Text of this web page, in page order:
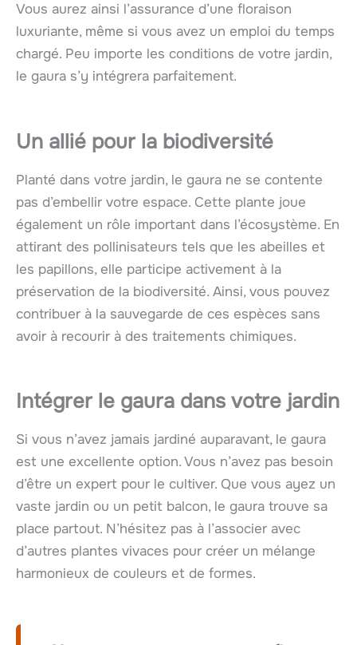
Vous aurez ainsi l’assurance d’une floraison
luxuriante, même si vous avez un emploi du temps
chargé. Peu importe les conditions de votre jardin,
le gaura s’y intégrera parfaitement.
Un allié pour la biodiversité
Planté dans votre jardin, le gaura ne se contente
pas d’embellir votre espace. Cette plante joue
également un rôle important dans l’écosystème. En
attirant des pollinisateurs tels que les abeilles et
les papillons, elle participe activement à la
préservation de la biodiversité. Ainsi, vous pouvez
contribuer à la sauvegarde de ces espèces sans
avoir à recourir à des traitements chimiques.
Intégrer le gaura dans votre jardin
Si vous n’avez jamais jardiné auparavant, le gaura
est une excellente option. Vous n’avez pas besoin
d’être un expert pour le cultiver. Que vous ayez un
vaste jardin ou un petit balcon, le gaura trouve sa
place partout. N’hésitez pas à l’associer avec
d’autres plantes vivaces pour créer un mélange
harmonieux de couleurs et de formes.